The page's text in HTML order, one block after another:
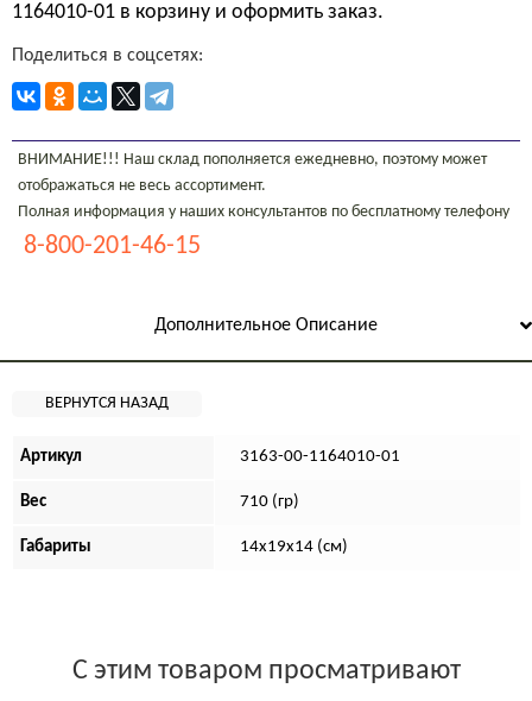
1164010-01 в корзину и оформить заказ.
Поделиться в соцсетях:
ВНИМАНИЕ!!! Наш склад пополняется ежедневно, поэтому может
отображаться не весь ассортимент.
Полная информация у наших консультантов по бесплатному телефону
8-800-201-46-15
Дополнительное Описание
Артикул 3163-00-1164010-01
Вес 710 (гр)
Габариты 14х19х14 (см)
С этим товаром просматривают